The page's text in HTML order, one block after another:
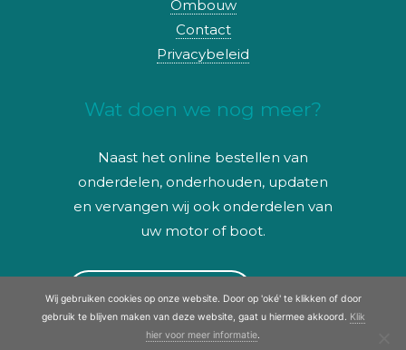
Ombouw
Contact
Privacybeleid
Wat doen we nog meer?
Naast het online bestellen van
onderdelen, onderhouden, updaten
en vervangen wij ook onderdelen van
uw motor of boot.
kijk ook op oome.nl
© Copyright 2017 - 2026OOME webshop | boten,
Wij gebruiken cookies op onze website. Door op 'oké' te klikken of door
gebruik te blijven maken van deze website, gaat u hiermee akkoord. Klik
hier voor meer informatie.